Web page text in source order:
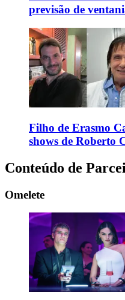
previsão de
Filho de Erasmo
shows de Roberto
Conteúdo de
Omelete